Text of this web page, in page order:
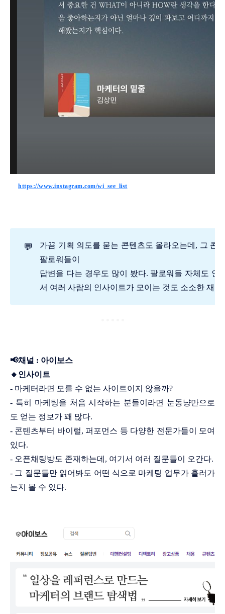
https://www.instagram.com/wi_see_list
💬
가끔 기획 의도를 묻는 콘텐츠도 올라오는데, 그 콘
팔로워들이
답변을 다는 경우도 많이 봤다. 팔로워들 자체도 인
서 여러 사람의 인사이트가 모이는 것도 소소한 재미
📢채널 : 아이보스
🔸인사이트
- 마케터라면 모를 수 없는 사이트이지 않을까?
- 특히 마케팅을 처음 시작하는 분들이라면 눈동냥만으로
도 얻는 정보가 꽤 많다.
- 콘텐츠부터 바이럴, 퍼포먼스 등 다양한 전문가들이 모여
있다.
- 오픈채팅방도 존재하는데, 여기서 여러 질문들이 오간다.
- 그 질문들만 읽어봐도 어떤 식으로 마케팅 업무가 흘러가
는지 볼 수 있다.